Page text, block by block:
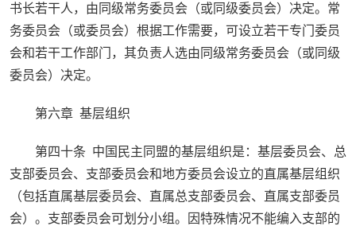
书长若干人，由同级常务委员会（或同级委员会）决定。常
务委员会（或委员会）根据工作需要，可设立若干专门委员
会和若干工作部门，其负责人选由同级常务委员会（或同级
委员会）决定。
第六章 基层组织
第四十条 中国民主同盟的基层组织是：基层委员会、总
支部委员会、支部委员会和地方委员会设立的直属基层组织
（包括直属基层委员会、直属总支部委员会、直属支部委员
会）。支部委员会可划分小组。因特殊情况不能编入支部的